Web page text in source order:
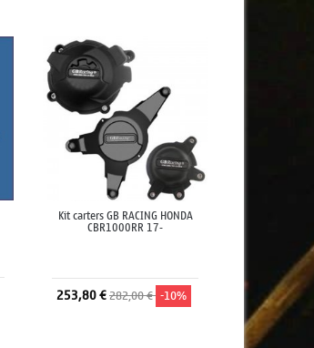
Kit carters GB RACING HONDA
CBR1000RR 17-
253,80 €282,00 € -10%